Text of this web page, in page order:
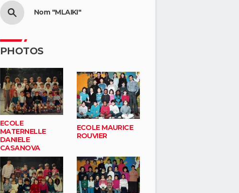
Nom "MLAIKI"
PHOTOS
ECOLE
MATERNELLE
DANIELE
CASANOVA
ECOLE MAURICE
ROUVIER